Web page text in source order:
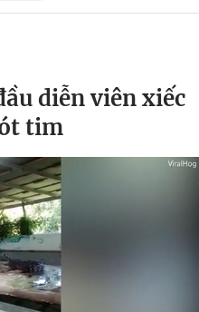
diễn viên xiếc
tim